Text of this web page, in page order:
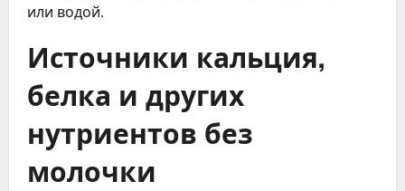
или водой.
Источники кальция,
белка и других
нутриентов без
молочки